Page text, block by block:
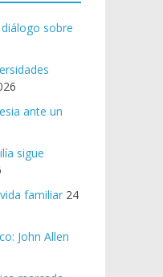
sobre
ante un
sigue
familiar 24
John Allen